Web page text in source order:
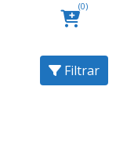
(0)
Filtrar